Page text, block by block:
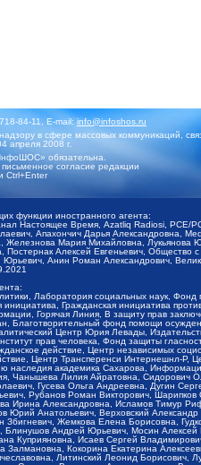
84-11, E-mail:info@infoshos.ru
в сфере массовых коммуникаций,
апреля 2008 г.
обязательна.
согласие редакции
Ctrl+Enter
функции иностранного агента:
Настоящее Время, Azatliq Radiosi,
Апахончич Дарья Александровна,
Мария Михайловна, Лукьянова
Алексей Евгеньевич,
Анин Роман Александрович,
Лаборатория социальных наук,
Гражданская инициатива
Горячая Линия, В защиту прав
Благотворительный фонд помощи
Центр Юрия Левады,
прав человека, Фонд защиты
действие, Центр независимых
Центр Трансперенси Интернешнл-
наследия академика Сахарова,
Чанышева Лилия Айратовна, Сидорович
Гусева Ольга Андреевна, Дугин
Рубанов Роман Викторович,
Ирина Александровна, Исламов Тимур
Анатольевич, Верховский
Збигневич, Жемкова Елена Борисовна,
Андрей Юрьевич, Мосин
Куприяновна, Исаев Сергей
Кокорина Екатерина
Литинский Леонид